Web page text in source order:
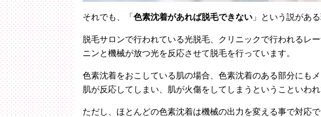
それでも、「色素沈着があれば脱毛できない 」という説があ
脱毛サロンで行われている光脱毛、クリニックで行われるレ
ニンと機械が放つ光を反応させて脱毛を行っています。
色素沈着をおこしている肌の場合、色素沈着のある部分にも
肌が反応してしまい、肌が火傷をしてしまうということいわれ
ただし、ほとんどの色素沈着は機械の出力を変える事で対応